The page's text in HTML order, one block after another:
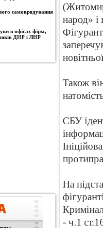
самоврядування
в офісах фірм,
ДНР і ЛНР
народ» і
Також
СБУ
На
- ч.1